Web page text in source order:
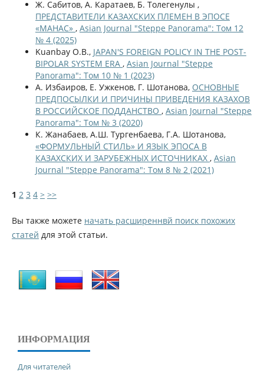
Ж. Сабитов, А. Каратаев, Б. Толегенулы ,
ПРЕДСТАВИТЕЛИ КАЗАХСКИХ ПЛЕМЕН В ЭПОСЕ
«МАНАС» , Asian Journal "Steppe Panorama": Том 12
№ 4 (2025)
Kuanbay O.B., JAPAN'S FOREIGN POLICY IN THE POST-
BIPOLAR SYSTEM ERA , Asian Journal "Steppe
Panorama": Том 10 № 1 (2023)
А. Избаиров, Е. Ужкенов, Г. Шотанова, ОСНОВНЫЕ
ПРЕДПОСЫЛКИ И ПРИЧИНЫ ПРИВЕДЕНИЯ КАЗАХОВ
В РОССИЙСКОЕ ПОДДАНСТВО , Asian Journal "Steppe
Panorama": Том № 3 (2020)
К. Жанабаев, А.Ш. Тургенбаева, Г.А. Шотанова,
«ФОРМУЛЬНЫЙ СТИЛЬ» И ЯЗЫК ЭПОСА В
КАЗАХСКИХ И ЗАРУБЕЖНЫХ ИСТОЧНИКАХ , Asian
Journal "Steppe Panorama": Том 8 № 2 (2021)
1 2 3 4 > >>
Вы также можете начать расширеннвй поиск похожих
статей для этой статьи.
ИНФОРМАЦИЯ
Для читателей